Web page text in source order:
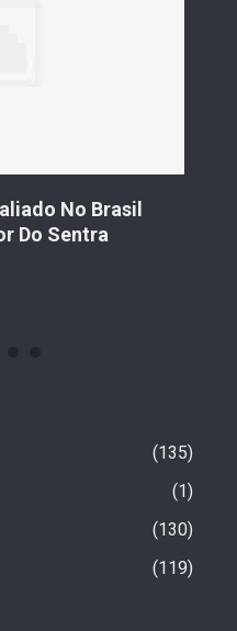
No Brasil
Do Sentra
135
1
130
119